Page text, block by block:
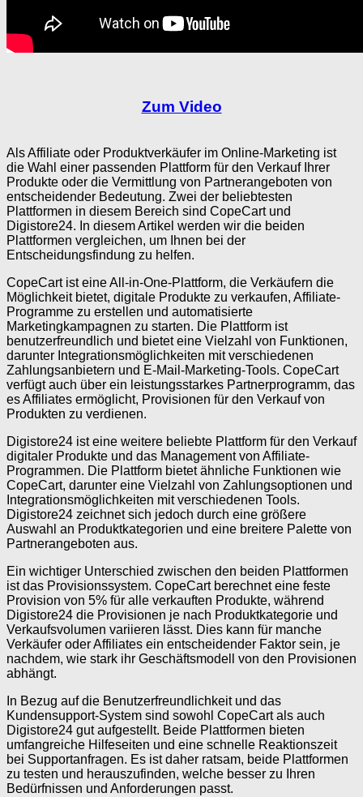
Zum Video
Als Affiliate oder Produktverkäufer im Online-Marketing ist
die Wahl einer passenden Plattform für den Verkauf Ihrer
Produkte oder die Vermittlung von Partnerangeboten von
entscheidender Bedeutung. Zwei der beliebtesten
Plattformen in diesem Bereich sind CopeCart und
Digistore24. In diesem Artikel werden wir die beiden
Plattformen vergleichen, um Ihnen bei der
Entscheidungsfindung zu helfen.
CopeCart ist eine All-in-One-Plattform, die Verkäufern die
Möglichkeit bietet, digitale Produkte zu verkaufen, Affiliate-
Programme zu erstellen und automatisierte
Marketingkampagnen zu starten. Die Plattform ist
benutzerfreundlich und bietet eine Vielzahl von Funktionen,
darunter Integrationsmöglichkeiten mit verschiedenen
Zahlungsanbietern und E-Mail-Marketing-Tools. CopeCart
verfügt auch über ein leistungsstarkes Partnerprogramm, das
es Affiliates ermöglicht, Provisionen für den Verkauf von
Produkten zu verdienen.
Digistore24 ist eine weitere beliebte Plattform für den Verkauf
digitaler Produkte und das Management von Affiliate-
Programmen. Die Plattform bietet ähnliche Funktionen wie
CopeCart, darunter eine Vielzahl von Zahlungsoptionen und
Integrationsmöglichkeiten mit verschiedenen Tools.
Digistore24 zeichnet sich jedoch durch eine größere
Auswahl an Produktkategorien und eine breitere Palette von
Partnerangeboten aus.
Ein wichtiger Unterschied zwischen den beiden Plattformen
ist das Provisionssystem. CopeCart berechnet eine feste
Provision von 5% für alle verkauften Produkte, während
Digistore24 die Provisionen je nach Produktkategorie und
Verkaufsvolumen variieren lässt. Dies kann für manche
Verkäufer oder Affiliates ein entscheidender Faktor sein, je
nachdem, wie stark ihr Geschäftsmodell von den Provisionen
abhängt.
In Bezug auf die Benutzerfreundlichkeit und das
Kundensupport-System sind sowohl CopeCart als auch
Digistore24 gut aufgestellt. Beide Plattformen bieten
umfangreiche Hilfeseiten und eine schnelle Reaktionszeit
bei Supportanfragen. Es ist daher ratsam, beide Plattformen
zu testen und herauszufinden, welche besser zu Ihren
Bedürfnissen und Anforderungen passt.